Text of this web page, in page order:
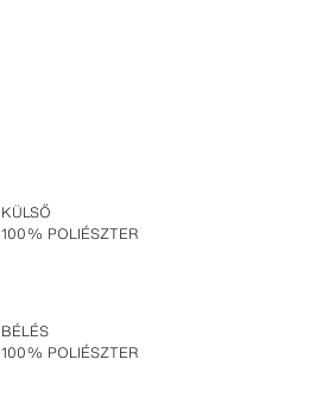
KÜLSŐ
100% POLIÉSZTER
BÉLÉS
100% POLIÉSZTER